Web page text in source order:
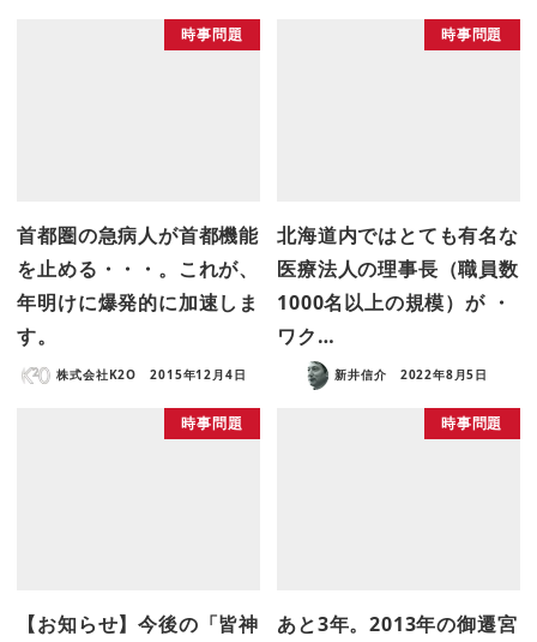
時事問題
首都圏の急病人が首都機能
を止める・・・。これが、
年明けに爆発的に加速しま
す。
株式会社K2O 2015年12月4日
時事問題
北海道内ではとても有名な
医療法人の理事長（職員数
1000名以上の規模）が ・
ワク…
新井信介 2022年8月5日
時事問題
【お知らせ】今後の「皆神
時事問題
あと3年。2013年の御遷宮